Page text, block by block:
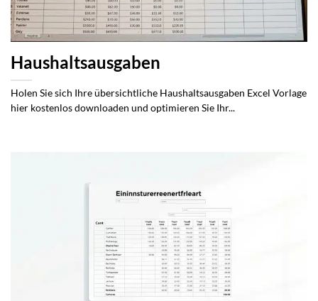
Haushaltsausgaben
Holen Sie sich Ihre übersichtliche Haushaltsausgaben Excel Vorlage
hier kostenlos downloaden und optimieren Sie Ihr...